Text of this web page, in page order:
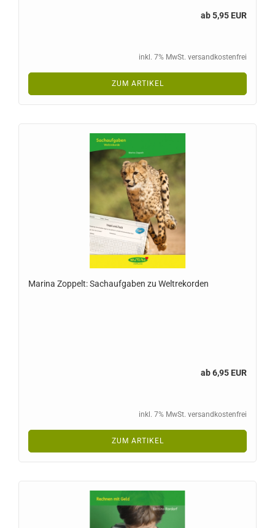
ab 5,95 EUR
inkl. 7% MwSt. versandkostenfrei
ZUM ARTIKEL
Marina Zoppelt: Sachaufgaben zu Weltrekorden
ab 6,95 EUR
inkl. 7% MwSt. versandkostenfrei
ZUM ARTIKEL